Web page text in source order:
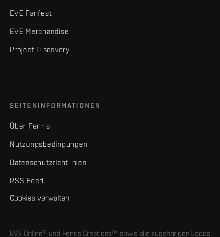
EVE Fanfest
EVE Merchandise
Project Discovery
SEITENINFORMATIONEN
Über Fenris
Nutzungsbedingungen
Datenschutzrichtlinien
RSS Feed
Cookies verwalten
EVE Online® und Fenris Creations™ sowie alle zugehörigen Logos